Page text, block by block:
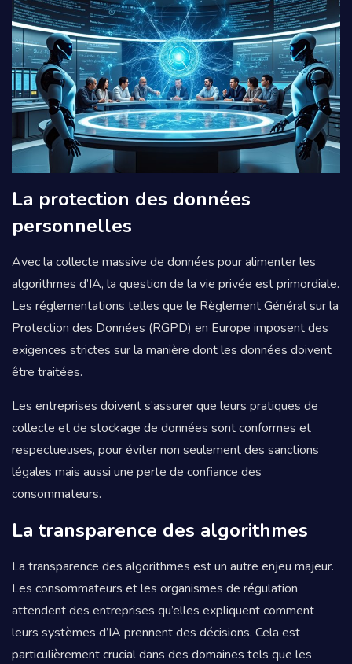
La protection des données
personnelles
Avec la collecte massive de données pour alimenter les
algorithmes d’IA, la question de la vie privée est primordiale.
Les réglementations telles que le Règlement Général sur la
Protection des Données (RGPD) en Europe imposent des
exigences strictes sur la manière dont les données doivent
être traitées.
Les entreprises doivent s’assurer que leurs pratiques de
collecte et de stockage de données sont conformes et
respectueuses, pour éviter non seulement des sanctions
légales mais aussi une perte de confiance des
consommateurs.
La transparence des algorithmes
La transparence des algorithmes est un autre enjeu majeur.
Les consommateurs et les organismes de régulation
attendent des entreprises qu’elles expliquent comment
leurs systèmes d’IA prennent des décisions. Cela est
particulièrement crucial dans des domaines tels que les